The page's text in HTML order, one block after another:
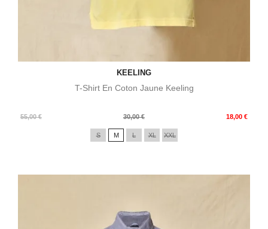
KEELING
T-Shirt En Coton Jaune Keeling
55,00 €
Prix
30,00 € 18,00 €
Prix
S M L XL XXL